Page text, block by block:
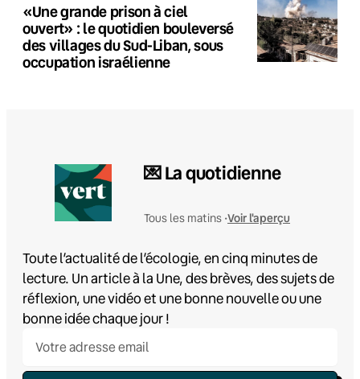
«Une grande prison à ciel
ouvert» : le quotidien bouleversé
des villages du Sud-Liban, sous
occupation israélienne
💌 La quotidienne
Tous les matins •Voir l'aperçu
Toute l’actualité de l’écologie, en cinq minutes de
lecture. Un article à la Une, des brèves, des sujets de
réflexion, une vidéo et une bonne nouvelle ou une
bonne idée chaque jour !